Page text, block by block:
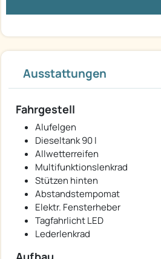
Ausstattungen
Fahrgestell
Alufelgen
Dieseltank 90 l
Allwetterreifen
Multifunktionslenkrad
Stützen hinten
Abstandstempomat
Elektr. Fensterheber
Tagfahrlicht LED
Lederlenkrad